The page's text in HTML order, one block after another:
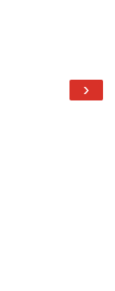
›